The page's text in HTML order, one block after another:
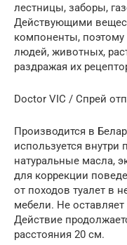
лестницы, заборы,
Действующими
компоненты,
людей, животных,
раздражая их
Doctor VIC / Спрей
Производится в
используется
натуральные масла,
для коррекции
от походов туалет в
мебели. Не
Действие
расстояния 20 см.